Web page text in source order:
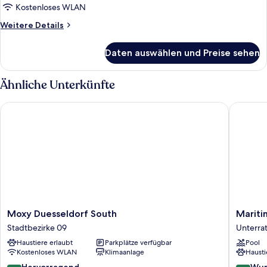
BettKostenloses WLAN
Weitere Details
Weitere
1
Queen-
Bett
Daten auswählen und Preise sehen
Ähnliche Unterkünfte
Moxy
Duesseldorf
South
Stadtbezirke
09
Moxy Duesseldorf South
Stadtbezirke 09
Haustiere erlaubt
Parkplätze verfügbar
Kostenloses WLAN
Klimaanlage
Moxy Duesseldorf South
Maritim
Hotel
Pool
Maritim